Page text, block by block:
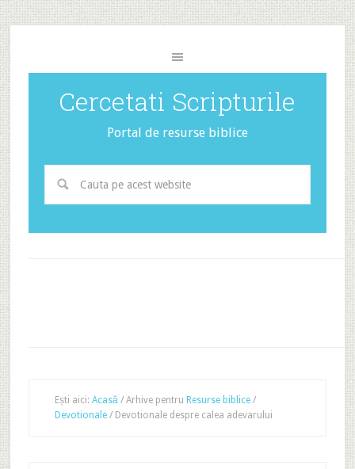
Cercetati Scripturile
Portal de resurse biblice
Ești aici: Acasă /Arhive pentru Resurse biblice /
Devotionale /Devotionale despre calea adevarului